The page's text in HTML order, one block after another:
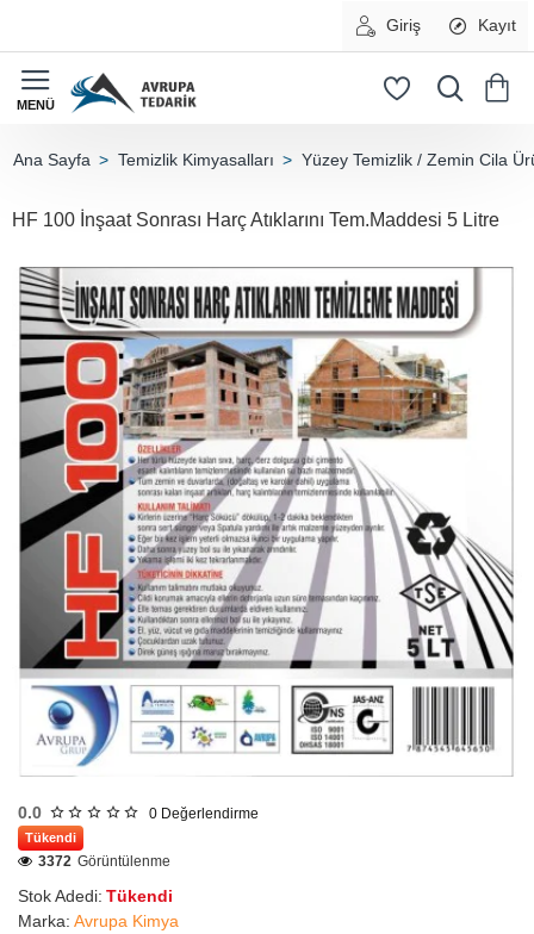
Giriş Kayıt
Temizlik Kimyasalları Yüzey Temizlik / Zemin Cila
HF 100 İnşaat Sonrası Harç Atıklarını Tem.Maddesi 5 Litre
0.0 0 Değerlendirme
Tükendi
Stok Adedi: Tükendi
Marka: Avrupa Kimya
3372 Görüntülenme